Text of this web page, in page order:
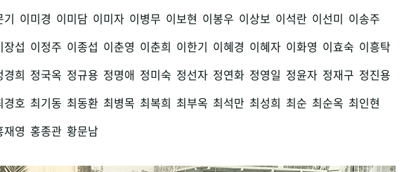
기 이미경 이미담 이미자 이병무 이보현 이봉우 이상보 이석란 이선미 이송주
장섭 이정주 이종섭 이춘영 이춘희 이한기 이혜경 이혜자 이화영 이효숙 이흥탁
경희 정국옥 정규용 정명애 정미숙 정선자 정연화 정영일 정윤자 정재구 정진용
경호 최기동 최동환 최병목 최복희 최부옥 최석만 최성희 최순 최순옥 최인현
재영 홍종관 황문남